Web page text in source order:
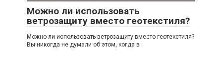
Можно ли использовать
ветрозащиту вместо геотекстиля?
Можно ли использовать ветрозащиту вместо геотекстиля?
Вы никогда не думали об этом, когда в